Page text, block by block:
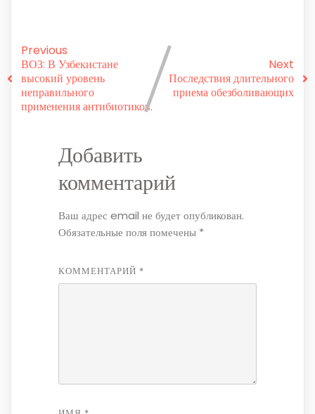
Previous
ВОЗ: В Узбекистане
высокий уровень
неправильного
применения антибиотиков.
Next
Последствия длительного
приема обезболивающих
Добавить
комментарий
Ваш адрес email не будет опубликован.
Обязательные поля помечены *
КОММЕНТАРИЙ *